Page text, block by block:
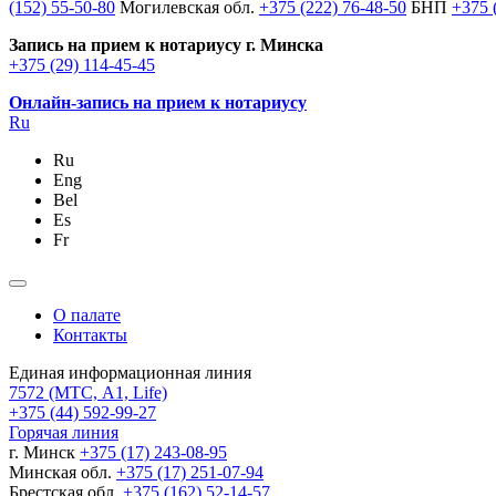
(152) 55-50-80 Могилевская обл. +375 (222) 76-48-50 БНП +375
Запись на прием к нотариусу г. Минска
+375 (29) 114-45-45
Онлайн-запись на прием к нотариусу
Ru
Ru
Eng
Bel
Es
Fr
О палате
Контакты
Единая информационная линия
7572 (МТС, A1, Life)
+375 (44) 592-99-27
Горячая линия
г. Минск +375 (17) 243-08-95
Минская обл. +375 (17) 251-07-94
Брестская обл. +375 (162) 52-14-57